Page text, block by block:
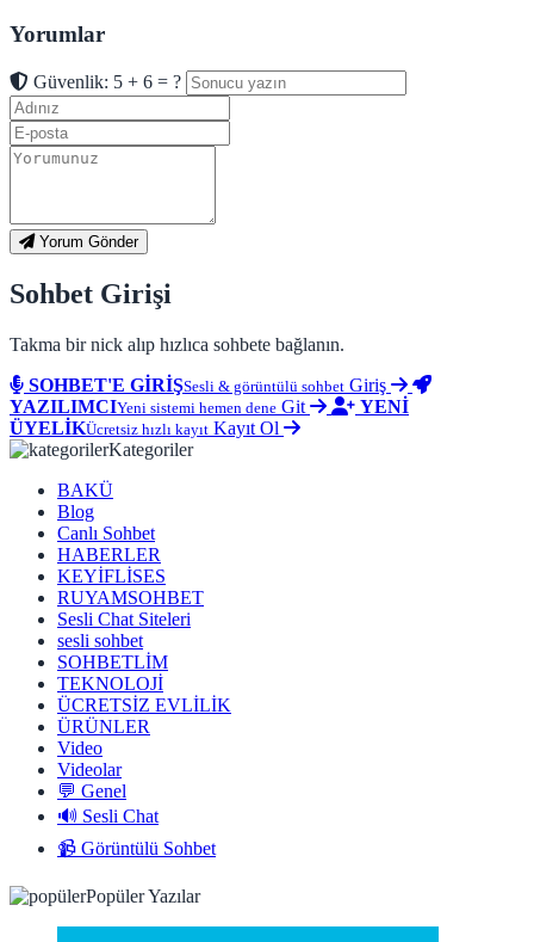
Yorumlar
Güvenlik: 5 + 6 = ?
Yorum Gönder
Sohbet Girişi
Takma bir nick alıp hızlıca sohbete bağlanın.
SOHBET'E GİRİŞSesli & görüntülü sohbet Giriş
YAZILIMCIYeni sistemi hemen dene Git
YENİ
ÜYELİKÜcretsiz hızlı kayıt Kayıt Ol
Kategoriler
BAKÜ
Blog
Canlı Sohbet
HABERLER
KEYİFLİSES
RUYAMSOHBET
Sesli Chat Siteleri
sesli sohbet
SOHBETLİM
TEKNOLOJİ
ÜCRETSİZ EVLİLİK
ÜRÜNLER
Video
Videolar
💬 Genel
🔊 Sesli Chat
📹 Görüntülü Sohbet
Popüler Yazılar